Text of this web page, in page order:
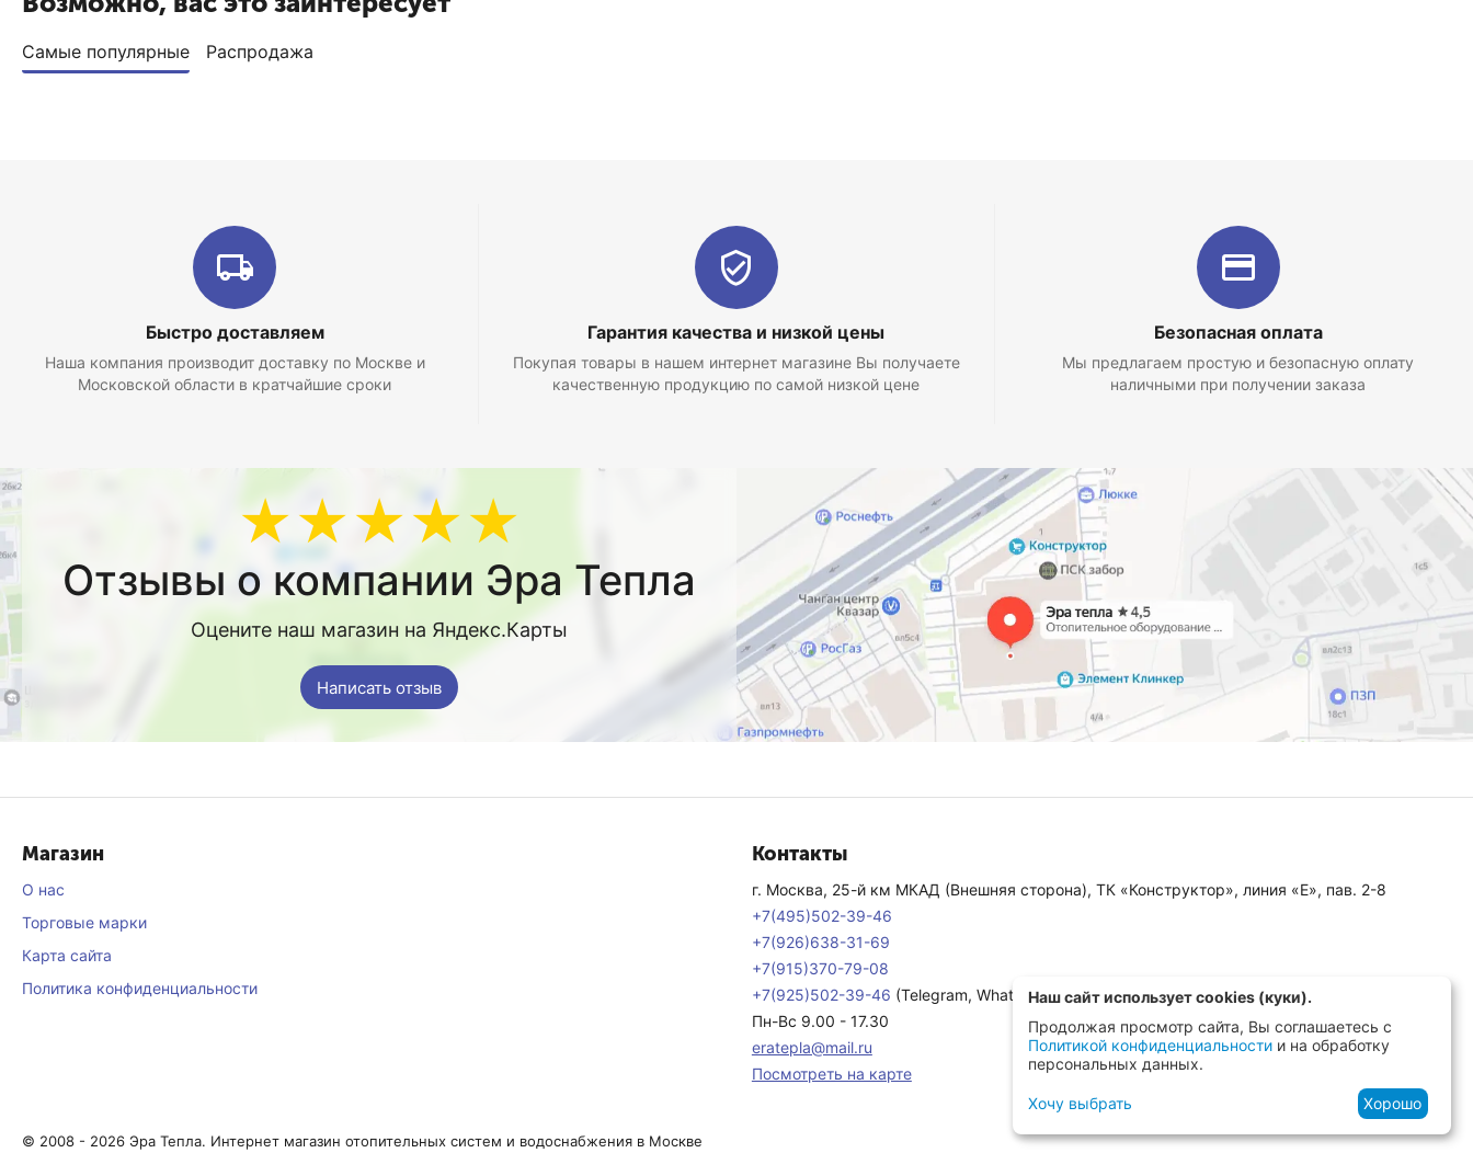
Самые популярные Распродажа
Быстро доставляем
Наша компания производит доставку по Москве и
Московской области в кратчайшие сроки
Гарантия качества и низкой цены
Покупая товары в нашем интернет магазине Вы получаете
качественную продукцию по самой низкой цене
Безопасная оплата
Мы предлагаем простую и безопасную оплату
наличными при получении заказа
★★★★★
Отзывы о компании Эра Тепла
Оцените наш магазин на Яндекс.Карты
Написать отзыв
Магазин
О нас
Торговые марки
Карта сайта
Политика конфиденциальности
Контакты
г. Москва, 25-й км МКАД (Внешняя сторона), ТК «Конструктор», линия «Е», пав. 2-8
+7(495)502-39-46
+7(926)638-31-69
+7(915)370-79-08
+7(925)502-39-46 (Telegram, WhatsApp, MAX)
Пн-Вс 9.00 - 17.30
eratepla@mail.ru
Посмотреть на карте
© 2008 - 2026 Эра Тепла. Интернет магазин отопительных систем и водоснабжения в Москве
Наш сайт использует cookies (куки).
Продолжая просмотр сайта, Вы соглашаетесь с
Политикой конфиденциальности и на обработку
персональных данных.
Хочу выбрать Хорошо